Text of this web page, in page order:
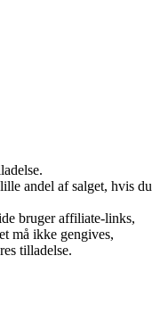
andel af salget, hvis du
bruger affiliate-links,
må ikke gengives,
tilladelse.